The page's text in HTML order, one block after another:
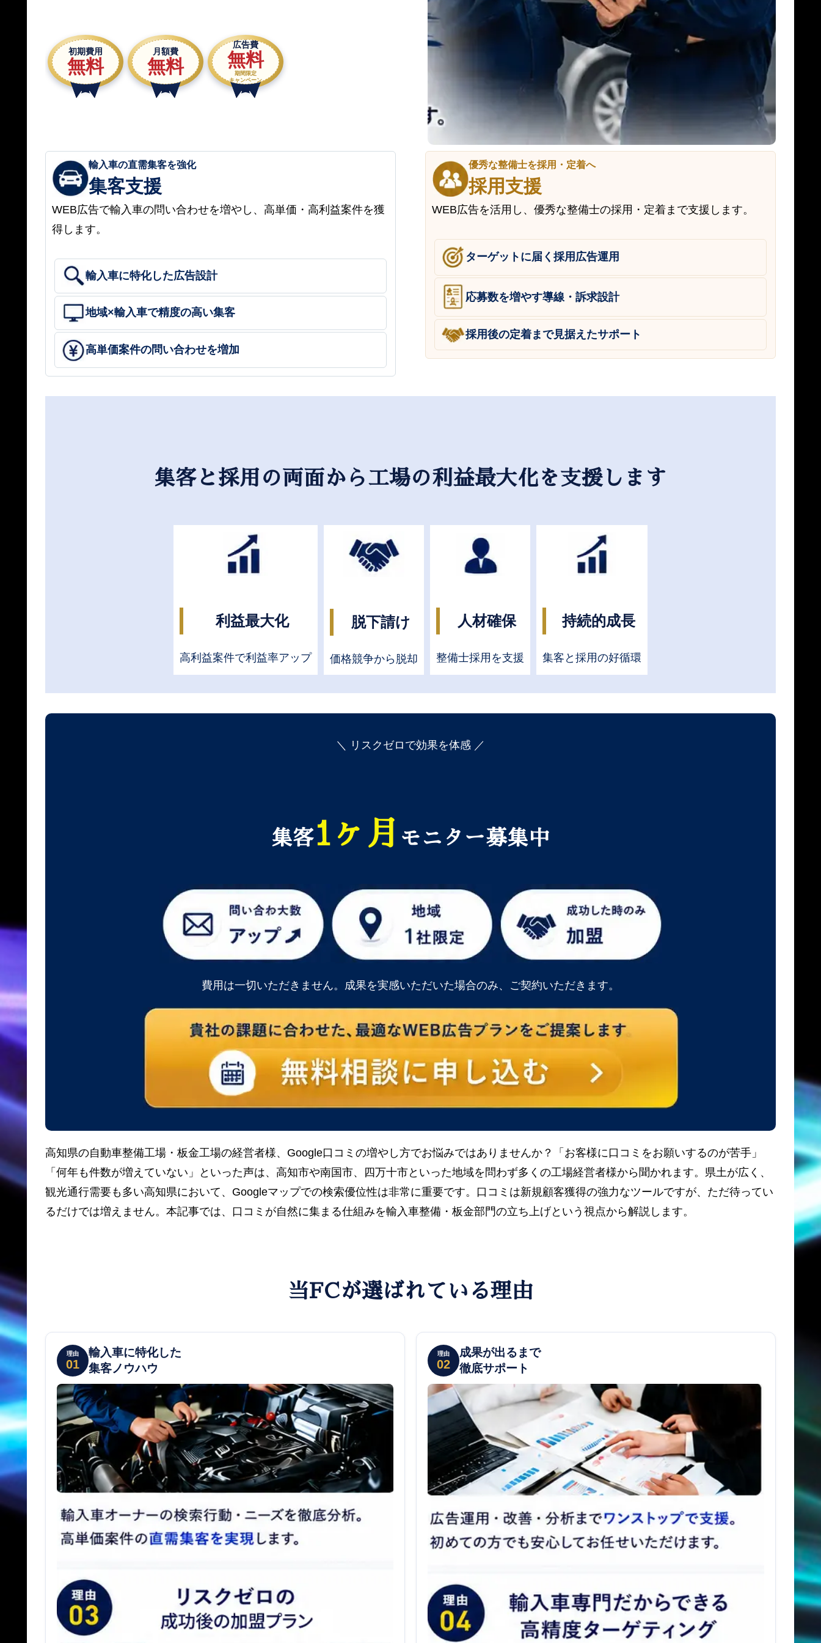
初期費用
無料
月額費
無料
広告費
無料
期間限定
キャンペーン
輸入車の直需集客を強化
集客支援
WEB広告で輸入車の問い合わせを増やし、高単価・高利益案件を獲
得します。
輸入車に特化した広告設計
地域×輸入車で精度の高い集客
高単価案件の問い合わせを増加
優秀な整備士を採用・定着へ
採用支援
WEB広告を活用し、優秀な整備士の採用・定着まで支援します。
ターゲットに届く採用広告運用
応募数を増やす導線・訴求設計
採用後の定着まで見据えたサポート
集客と採用の両面から工場の利益最大化を支援します
利益最大化
高利益案件で利益率アップ
脱下請け
価格競争から脱却
人材確保
整備士採用を支援
持続的成長
集客と採用の好循環
＼ リスクゼロで効果を体感 ／
集客1ヶ月 モニター募集中
費用は一切いただきません。成果を実感いただいた場合のみ、ご契約いただきます。
高知県の自動車整備工場・板金工場の経営者様、Google口コミの増やし方でお悩みではありませんか？「お客様に口コミをお願いするのが苦手」
「何年も件数が増えていない」といった声は、高知市や南国市、四万十市といった地域を問わず多くの工場経営者様から聞かれます。県土が広く、
観光通行需要も多い高知県において、Googleマップでの検索優位性は非常に重要です。口コミは新規顧客獲得の強力なツールですが、ただ待ってい
るだけでは増えません。本記事では、口コミが自然に集まる仕組みを輸入車整備・板金部門の立ち上げという視点から解説します。
当FCが選ばれている理由
理由
01
輸入車に特化した
集客ノウハウ
理由
02
成果が出るまで
徹底サポート